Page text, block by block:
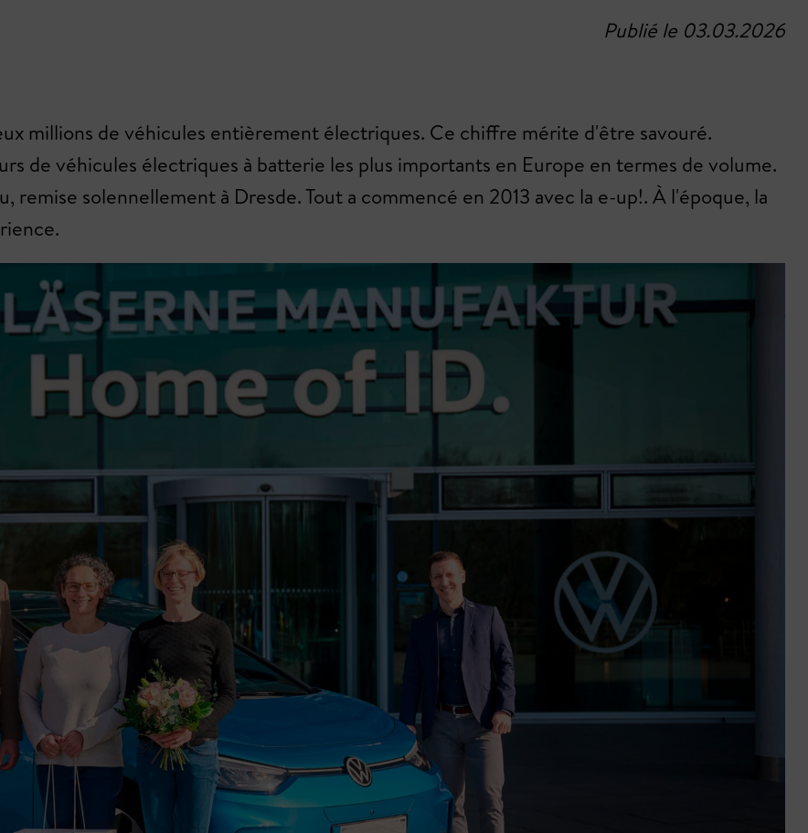
Publié le 03.03.2026
millions de véhicules entièrement électriques. Ce chiffre mérite d'être savouré.
de véhicules électriques à batterie les plus importants en Europe en termes de volume.
remise solennellement à Dresde. Tout a commencé en 2013 avec la e-up!. À l'époque, la